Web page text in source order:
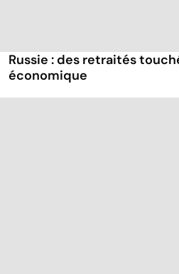
Russie : des retraités
économique